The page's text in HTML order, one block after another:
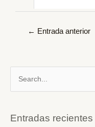
Navegación
← Entrada anterior
c
Entradas recientes